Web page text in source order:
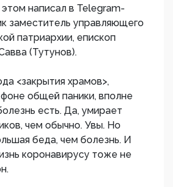
написал в Telegram-
заместитель управляющего
патриархии, епископ
(Тутунов).
<закрытия храмов>,
общей паники, вполне
есть. Да, умирает
чем обычно. Увы. Но
беда, чем болезнь. И
коронавирусу тоже не